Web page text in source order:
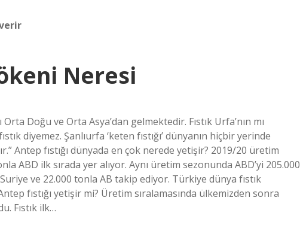
Neresi
Doğu ve Orta Asya’dan gelmektedir. Fıstık Urfa’nın mı
diyemez. Şanlıurfa ‘keten fıstığı’ dünyanın hiçbir yerinde
Antep fıstığı dünyada en çok nerede yetişir? 2019/20 üretim
ABD ilk sırada yer alıyor. Aynı üretim sezonunda ABD’yi 205.000
ve 22.000 tonla AB takip ediyor. Türkiye dünya fıstık
fıstığı yetişir mi? Üretim sıralamasında ülkemizden sonra
Fıstık ilk…